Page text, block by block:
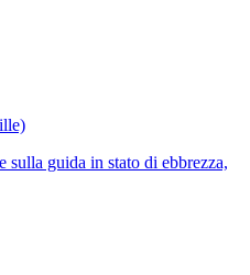
sulla guida in stato di ebbrezza,